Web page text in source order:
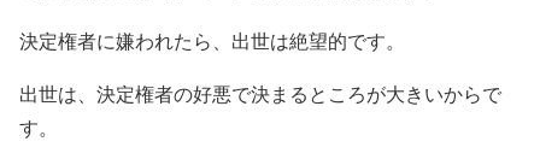
決定権者に嫌われたら、出世は絶望的です。
出世は、決定権者の好悪で決まるところが大きいからで
す。